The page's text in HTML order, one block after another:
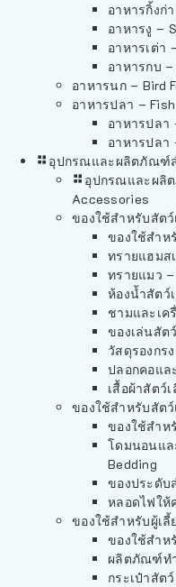
อาหารกิ้งก่
อาหารงู –
อาหารเต่า
อาหารกบ –
อาหารนก – Bird
อาหารปลา – Fish
อาหารปลา
อาหารปลา
อุปกรณและผลิตภัณฑ์ส
อุปกรณและผลิ
Accessories
ของใช้สำหรับสัตว์
ของใช้สำห
ทรายแฮมส
ทรายแมว
ห้องน้ำสัตว์
ชามและเค
ของเล่นสัต
วัสดุรองกร
ปลอกคอแล
เสื้อผ้าสัตว์
ของใช้สำหรับสัตว์
ของใช้สำห
โดมนอนแล
Bedding
ของประดับ
หลอดไฟให้
ของใช้สำหรับผู้เลี้
ของใช้สำห
ผลิตภัณฑ์ท
กระเป๋าสัต